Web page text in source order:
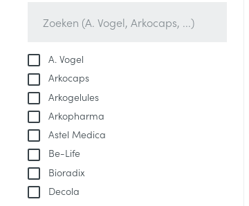
A. Vogel
Arkocaps
Arkogelules
Arkopharma
Astel Medica
Be-Life
Bioradix
Decola